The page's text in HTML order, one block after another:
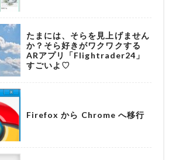
たまには、そらを見上げません
か？そら好きがワクワクする
ARアプリ「Flightrader24」
すごいよ♡
Firefox から Chrome へ移行